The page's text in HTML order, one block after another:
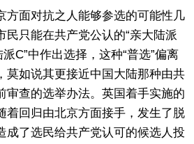
方面对抗之人能够参选的可能性几
民只能在共产党公认的“亲大陆派
派C”中作出选择，这种“普选”偏离
莫如说其更接近中国大陆那种由共
审查的选举办法。英国着手实施的
着回归由北京方面接手，发生了脱
成了选民给共产党认可的候选人投